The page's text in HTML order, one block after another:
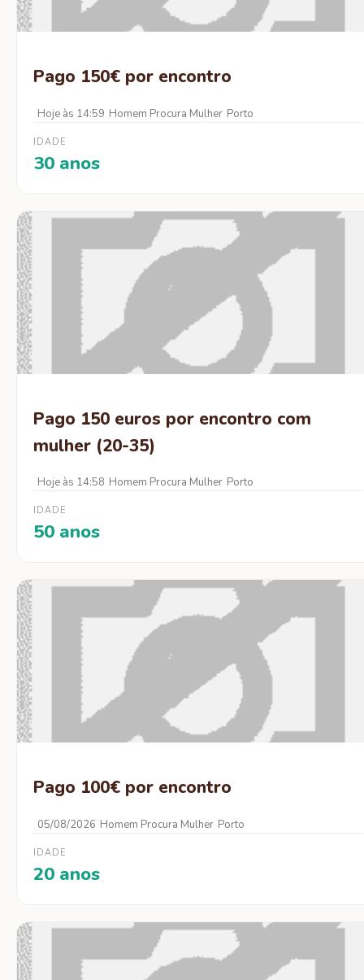
Pago 150€ por encontro
Hoje às 14:59 Homem Procura Mulher Porto
IDADE
30 anos
Pago 150 euros por encontro com
mulher (20-35)
Hoje às 14:58 Homem Procura Mulher Porto
IDADE
50 anos
Pago 100€ por encontro
05/08/2026 Homem Procura Mulher Porto
IDADE
20 anos